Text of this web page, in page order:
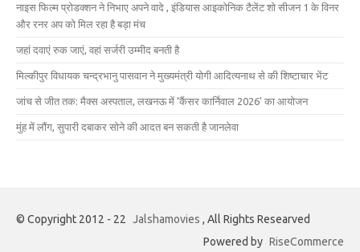
नाइस फिल्म प्रोडक्शन ने निभाए अपने वादे , इंडियास आइकोनिक टैलेंट शो सीजन 1 के विनर
और रनर अप को मिल रहा है बड़ा मंच
जहां दवाएं रुक जाएं, वहां सर्जरी उम्मीद बनती है
मिल्कीपुर विधायक चन्द्रभानु पासवान ने मुख्यमंत्री योगी आदित्यनाथ से की शिष्टाचार भेंट
जांच से जीत तक: मैक्स अस्पताल, लखनऊ में ‘कैंसर कार्निवाल 2026’ का आयोजन
मुंह में लौंग, सुपारी दबाकर सोने की आदत बन सकती है जानलेवा
© Copyright 2012 - 22 Jalshamovies , All Rights Researved
Powered by RiseCommerce